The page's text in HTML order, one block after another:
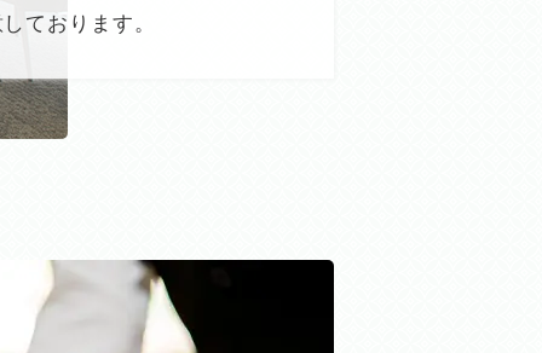
ております。